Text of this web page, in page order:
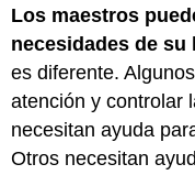
Los maestros
necesidades de su
es diferente.
atención y controlar
necesitan ayuda
Otros necesitan